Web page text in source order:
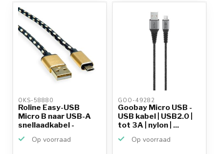
OKS-58880
Roline Easy-USB
Micro B naar USB-A
snellaadkabel -
Op voorraad
GOO-49282
Goobay Micro USB -
USB kabel | USB2.0 |
tot 3A | nylon | ...
Op voorraad